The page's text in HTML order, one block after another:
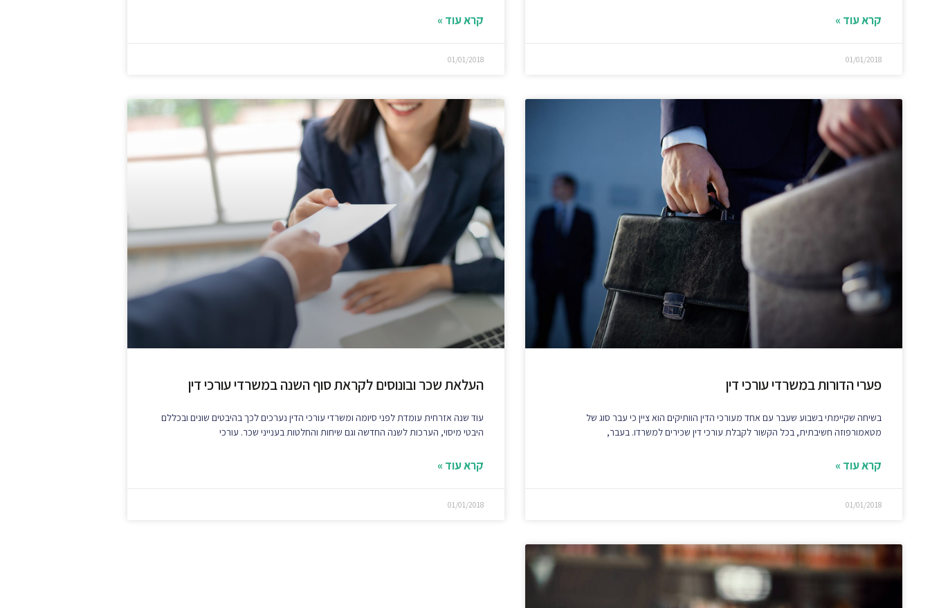
קרא עוד »
01/01/2018
קרא עוד »
01/01/2018
פערי הדורות במשרדי עורכי דין
בשיחה שקיימתי בשבוע שעבר עם אחד מעורכי הדין הוותיקים הוא ציין כי עבר סוג של
מטאמורפוזה חשיבתית, בכל הקשור לקבלת עורכי דין שכירים למשרדו. בעבר,
קרא עוד »
01/01/2018
העלאת שכר ובונוסים לקראת סוף השנה במשרדי עורכי דין
עוד שנה אזרחית עומדת לפני סיומה ומשרדי עורכי הדין נערכים לכך בהיבטים שונים ובכללם
היבטי מיסוי, הערכות לשנה החדשה וגם שיחות והחלטות בענייני שכר. עורכי
קרא עוד »
01/01/2018